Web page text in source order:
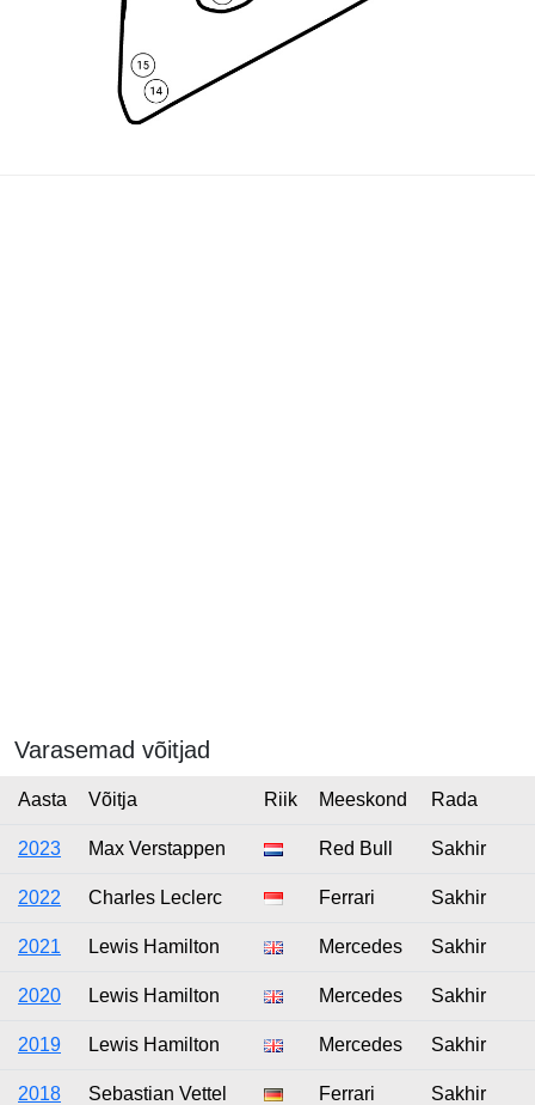
Varasemad võitjad
Aasta Võitja Riik Meeskond Rada
2023 Max Verstappen Red Bull Sakhir
2022 Charles Leclerc Ferrari Sakhir
2021 Lewis Hamilton Mercedes Sakhir
2020 Lewis Hamilton Mercedes Sakhir
2019 Lewis Hamilton Mercedes Sakhir
2018 Sebastian Vettel Ferrari Sakhir